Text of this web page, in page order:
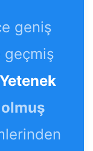
geniş
geçmiş
olmuş